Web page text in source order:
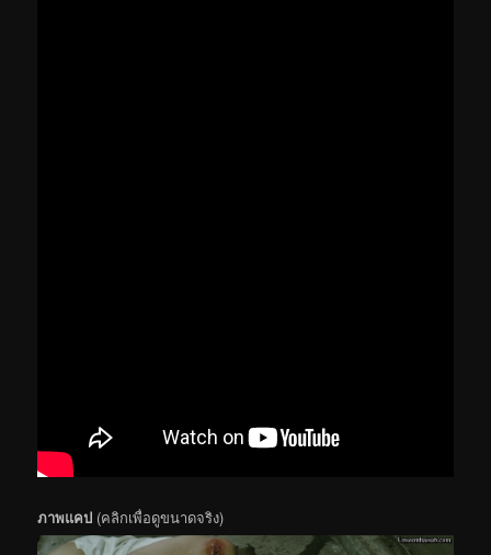
ภาพแคป (คลิกเพื่อดูขนาดจริง)